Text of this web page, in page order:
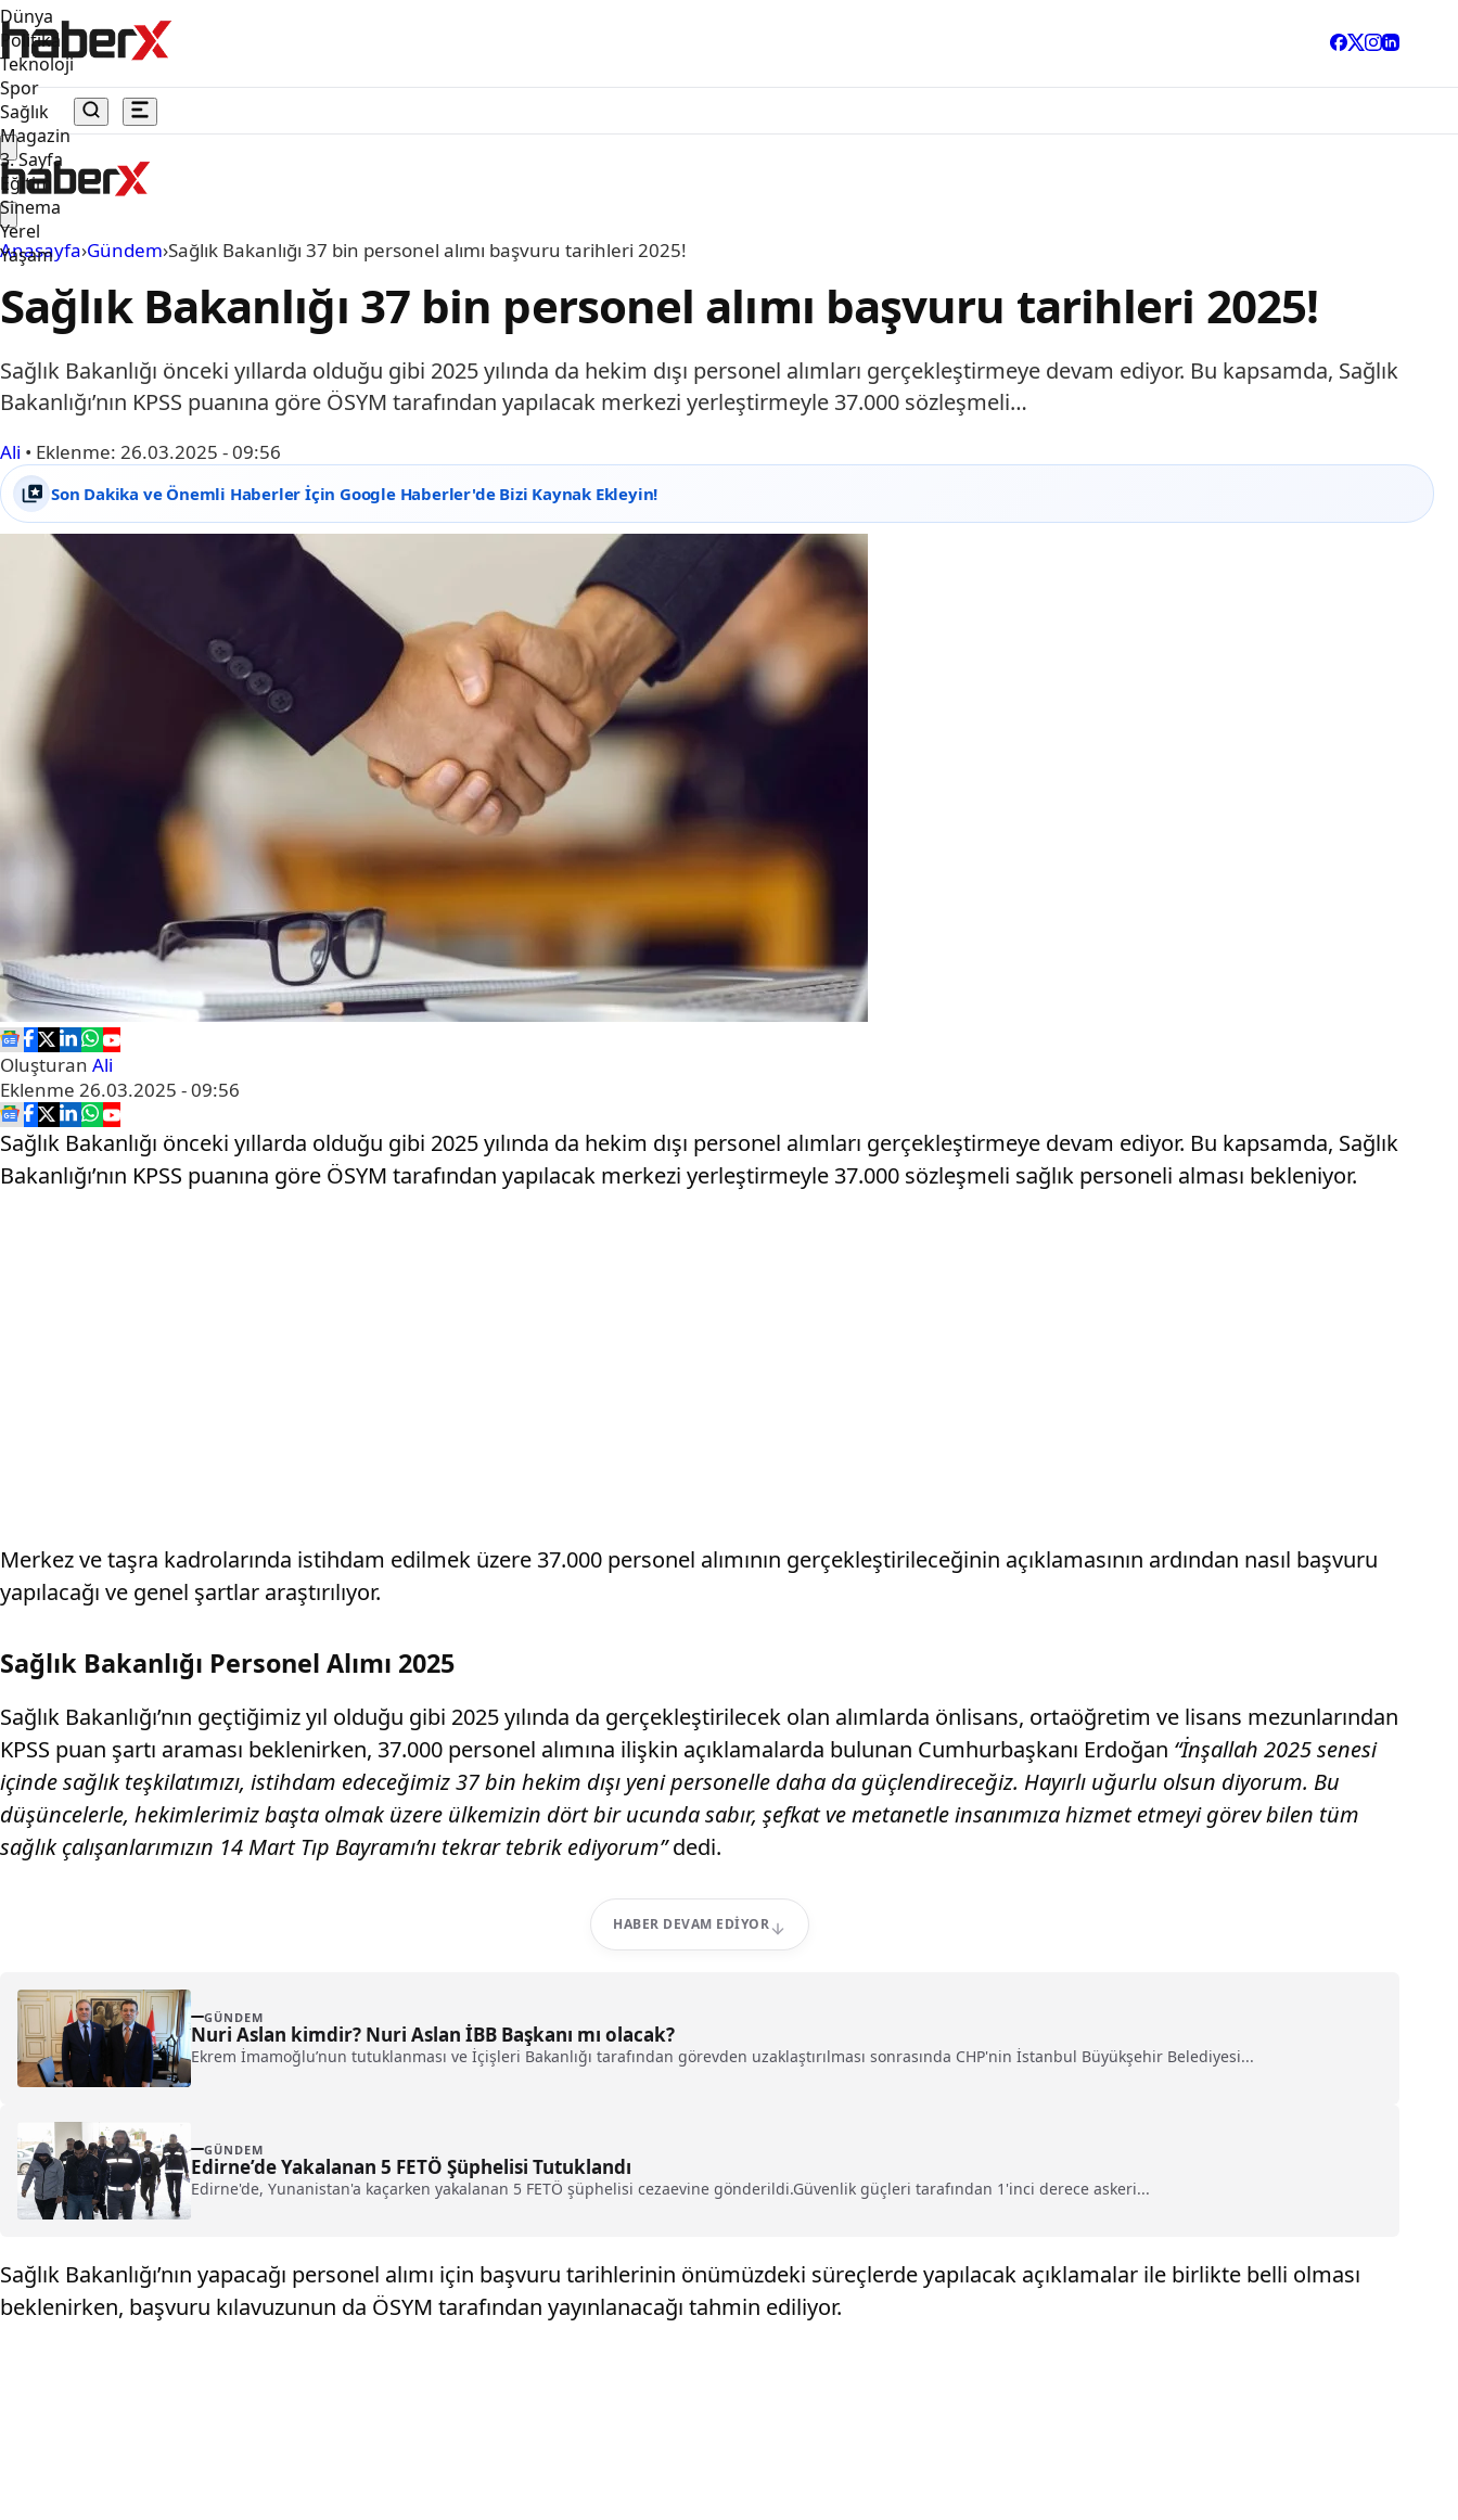
Dünya
Politika
Teknoloji
Spor
Sağlık
Magazin
3. Sayfa
Eğitim
Sinema
Yerel
Yaşam
Anasayfa›Gündem›Sağlık Bakanlığı 37 bin personel alımı başvuru tarihleri 2025!
Sağlık Bakanlığı 37 bin personel alımı başvuru tarihleri 2025!
Sağlık Bakanlığı önceki yıllarda olduğu gibi 2025 yılında da hekim dışı personel alımları gerçekleştirmeye devam ediyor. Bu kapsamda, Sağlık
Bakanlığı’nın KPSS puanına göre ÖSYM tarafından yapılacak merkezi yerleştirmeyle 37.000 sözleşmeli…
Ali • Eklenme: 26.03.2025 - 09:56
Son Dakika ve Önemli Haberler İçin Google Haberler'de Bizi Kaynak Ekleyin!
Oluşturan Ali
Eklenme 26.03.2025 - 09:56
Sağlık Bakanlığı önceki yıllarda olduğu gibi 2025 yılında da hekim dışı personel alımları gerçekleştirmeye devam ediyor. Bu kapsamda, Sağlık
Bakanlığı’nın KPSS puanına göre ÖSYM tarafından yapılacak merkezi yerleştirmeyle 37.000 sözleşmeli sağlık personeli alması bekleniyor.
Merkez ve taşra kadrolarında istihdam edilmek üzere 37.000 personel alımının gerçekleştirileceğinin açıklamasının ardından nasıl başvuru
yapılacağı ve genel şartlar araştırılıyor.
Sağlık Bakanlığı Personel Alımı 2025
Sağlık Bakanlığı’nın geçtiğimiz yıl olduğu gibi 2025 yılında da gerçekleştirilecek olan alımlarda önlisans, ortaöğretim ve lisans mezunlarından
KPSS puan şartı araması beklenirken, 37.000 personel alımına ilişkin açıklamalarda bulunan Cumhurbaşkanı Erdoğan “İnşallah 2025 senesi
içinde sağlık teşkilatımızı, istihdam edeceğimiz 37 bin hekim dışı yeni personelle daha da güçlendireceğiz. Hayırlı uğurlu olsun diyorum. Bu
düşüncelerle, hekimlerimiz başta olmak üzere ülkemizin dört bir ucunda sabır, şefkat ve metanetle insanımıza hizmet etmeyi görev bilen tüm
sağlık çalışanlarımızın 14 Mart Tıp Bayramı’nı tekrar tebrik ediyorum”dedi.
HABER DEVAM EDIYOR
GÜNDEM
Nuri Aslan kimdir? Nuri Aslan İBB Başkanı mı olacak?
Ekrem İmamoğlu’nun tutuklanması ve İçişleri Bakanlığı tarafından görevden uzaklaştırılması sonrasında CHP'nin İstanbul Büyükşehir Belediyesi...
GÜNDEM
Edirne’de Yakalanan 5 FETÖ Şüphelisi Tutuklandı
Edirne'de, Yunanistan'a kaçarken yakalanan 5 FETÖ şüphelisi cezaevine gönderildi.Güvenlik güçleri tarafından 1'inci derece askeri...
Sağlık Bakanlığı’nın yapacağı personel alımı için başvuru tarihlerinin önümüzdeki süreçlerde yapılacak açıklamalar ile birlikte belli olması
beklenirken, başvuru kılavuzunun da ÖSYM tarafından yayınlanacağı tahmin ediliyor.